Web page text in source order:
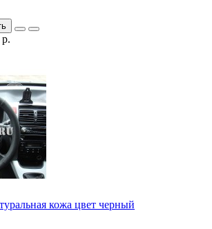
кожа цвет черный